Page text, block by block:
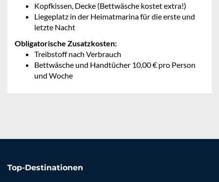
Kopfkissen, Decke (Bettwäsche kostet extra!)
Liegeplatz in der Heimatmarina für die erste und
letzte Nacht
Obligatorische Zusatzkosten:
Treibstoff nach Verbrauch
Bettwäsche und Handtücher 10,00 € pro Person
und Woche
Top-Destinationen